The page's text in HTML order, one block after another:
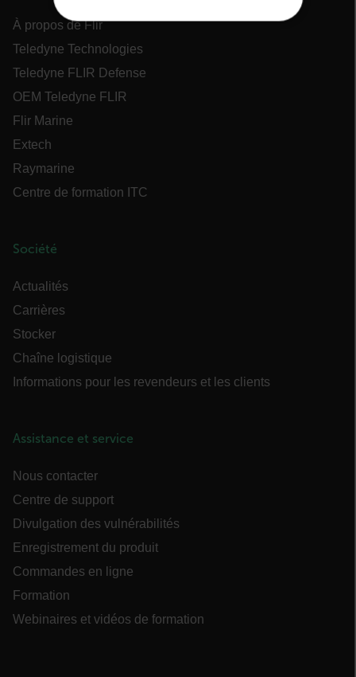
À propos de Flir
Teledyne Technologies
Teledyne FLIR Defense
OEM Teledyne FLIR
Flir Marine
Extech
Raymarine
Centre de formation ITC
Société
Actualités
Carrières
Stocker
Chaîne logistique
Informations pour les revendeurs et les clients
Assistance et service
Nous contacter
Centre de support
Divulgation des vulnérabilités
Enregistrement du produit
Commandes en ligne
Formation
Webinaires et vidéos de formation
PERFORMANCE
FONCTIONNALITÉ
Ciblage
cart_products_skus
CS_FPC